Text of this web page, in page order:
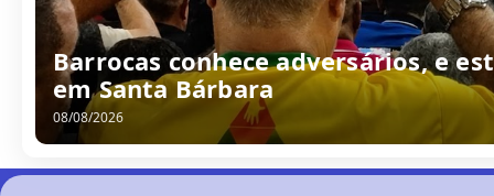
Barrocas conhece adversários, e
em Santa Bárbara
08/08/2026